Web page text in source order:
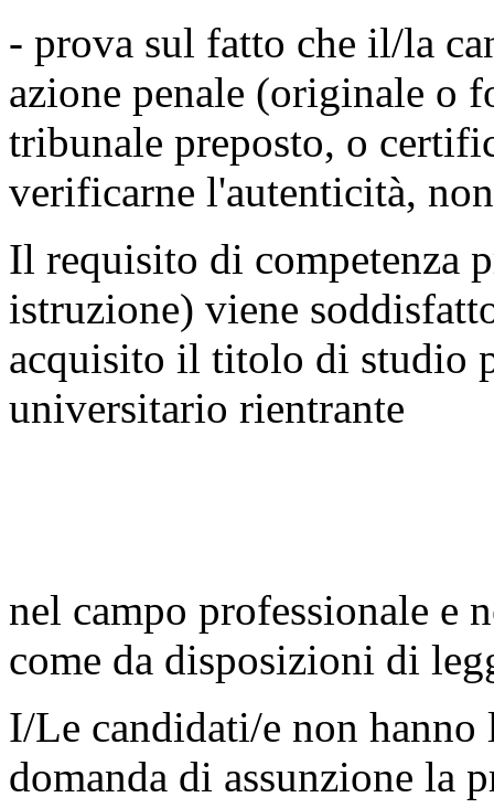
- prova sul fatto che il/la
azione penale (originale o
tribunale preposto, o
verificarne l'autenticità,
Il requisito di competenza
istruzione) viene
acquisito il titolo di studio
universitario rientrante
nel campo professionale e
come da disposizioni di
I/Le candidati/e non
domanda di assunzione la